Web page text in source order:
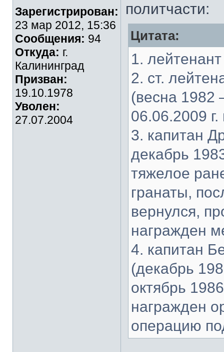
Зарегистрирован:
23 мар 2012, 15:36
Сообщения: 94
Откуда: г.
Калининград
Призван:
19.10.1978
Уволен:
27.07.2004
политчасти:
Цитата:
1.
2. ст.
(весна 1982
06.06.2009
3. капитан
декабрь
тяжелое
гранаты,
вернулся,
награжден
4. капитан
(декабрь
октябрь
награжден
операцию